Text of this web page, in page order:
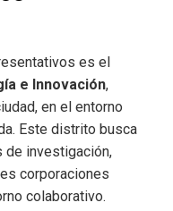
es el
e Innovación,
en el entorno
Este distrito busca
de investigación,
corporaciones
colaborativo.